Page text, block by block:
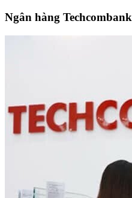
Ngân hàng Techcombank